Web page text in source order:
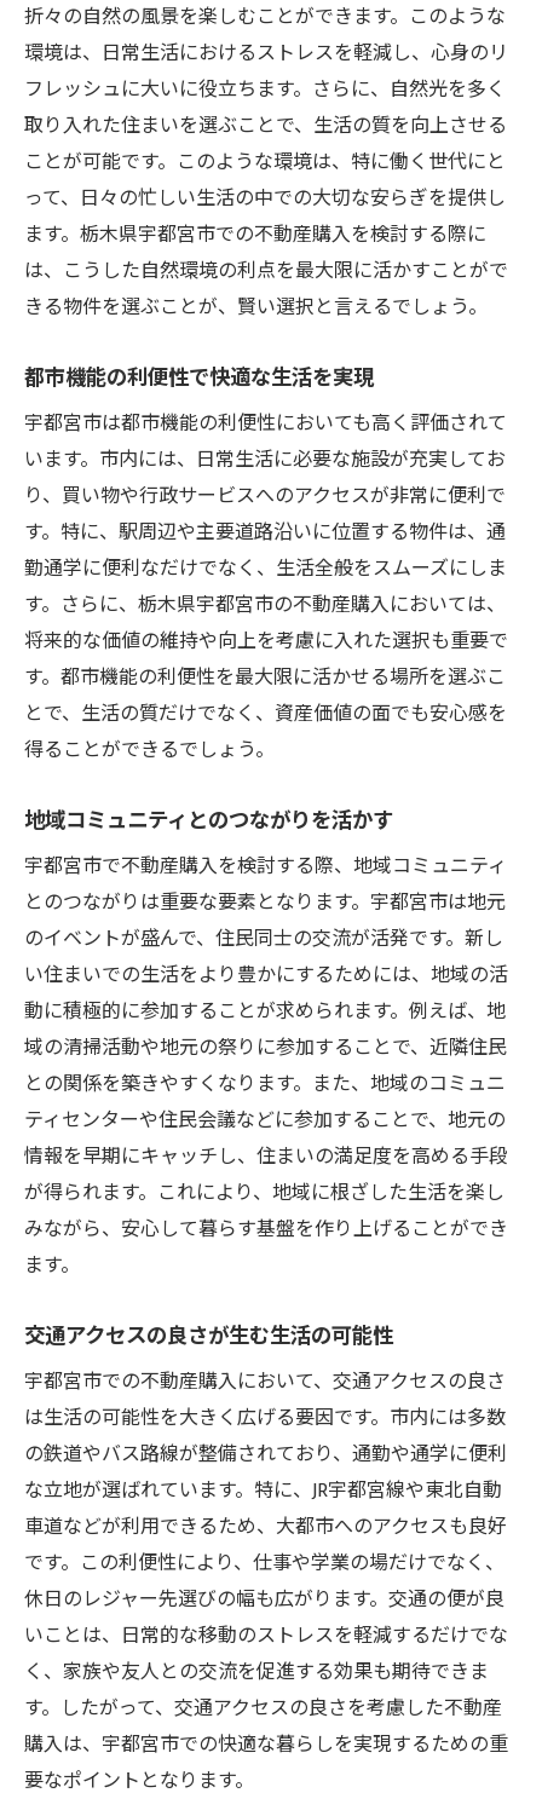
地域特性に合わせた物件選びのポイント
地域の将来性を見据えた投資戦略
周辺環境を考慮した最適な立地選び
地元の情報を活かした価値ある購入
豊かな自然と都市機能が調和する宇都宮市での
不動産購入の魅力
自然環境を楽しむためのレクリエーション
施設
自然と都市が共存する理想のライフスタイ
ル
地域の魅力を活かした住環境の選び方
住みやすい環境を提供する地域の取り組み
長期的な資産価値を考えた物件選び
宇都宮市での不動産購入を成功させるための重
要ポイント
市場調査で抑えるべき最新情報
住宅ローンの選び方と資金計画
契約前に確認すべき重要ポイント
購入後のリノベーション計画
住まいのメンテナンスと管理
新たな暮らしを始めるための宇都宮市不動産購
入の賢い選択
ライフスタイルに合った物件選びのコツ
購入前にチェックするべき法律問題
理想の住まいを実現するためのステップ
子育て家庭に優しい地域の選び方
将来の住み替えを視野に入れた計画
安心して住める地域の安全性
不動産購入初心者必見！宇都宮市での物件選び
物件見学での重要チェックポイント
不動産購入時の税金と費用を理解する
ローン審査を乗り切るための準備
購入後に後悔しないためのアドバイス
信頼できる不動産会社の選び方
安心して住める家を見つけるための宇都宮市不
動産購入ガイド
安全な住環境のチェック方法
災害リスクを考慮した地域選び
地域の治安情報を知るための手段
住環境の品質を保証する要素
家の購入後のサポート体制
折々の自然の風景を楽しむことができます。このような
環境は、日常生活におけるストレスを軽減し、心身のリ
フレッシュに大いに役立ちます。さらに、自然光を多く
取り入れた住まいを選ぶことで、生活の質を向上させる
ことが可能です。このような環境は、特に働く世代にと
って、日々の忙しい生活の中での大切な安らぎを提供し
ます。栃木県宇都宮市での不動産購入を検討する際に
は、こうした自然環境の利点を最大限に活かすことがで
きる物件を選ぶことが、賢い選択と言えるでしょう。
都市機能の利便性で快適な生活を実現
宇都宮市は都市機能の利便性においても高く評価されて
います。市内には、日常生活に必要な施設が充実してお
り、買い物や行政サービスへのアクセスが非常に便利で
す。特に、駅周辺や主要道路沿いに位置する物件は、通
勤通学に便利なだけでなく、生活全般をスムーズにしま
す。さらに、栃木県宇都宮市の不動産購入においては、
将来的な価値の維持や向上を考慮に入れた選択も重要で
す。都市機能の利便性を最大限に活かせる場所を選ぶこ
とで、生活の質だけでなく、資産価値の面でも安心感を
得ることができるでしょう。
地域コミュニティとのつながりを活かす
宇都宮市で不動産購入を検討する際、地域コミュニティ
とのつながりは重要な要素となります。宇都宮市は地元
のイベントが盛んで、住民同士の交流が活発です。新し
い住まいでの生活をより豊かにするためには、地域の活
動に積極的に参加することが求められます。例えば、地
域の清掃活動や地元の祭りに参加することで、近隣住民
との関係を築きやすくなります。また、地域のコミュニ
ティセンターや住民会議などに参加することで、地元の
情報を早期にキャッチし、住まいの満足度を高める手段
が得られます。これにより、地域に根ざした生活を楽し
みながら、安心して暮らす基盤を作り上げることができ
ます。
交通アクセスの良さが生む生活の可能性
宇都宮市での不動産購入において、交通アクセスの良さ
は生活の可能性を大きく広げる要因です。市内には多数
の鉄道やバス路線が整備されており、通勤や通学に便利
な立地が選ばれています。特に、JR宇都宮線や東北自動
車道などが利用できるため、大都市へのアクセスも良好
です。この利便性により、仕事や学業の場だけでなく、
休日のレジャー先選びの幅も広がります。交通の便が良
いことは、日常的な移動のストレスを軽減するだけでな
く、家族や友人との交流を促進する効果も期待できま
す。したがって、交通アクセスの良さを考慮した不動産
購入は、宇都宮市での快適な暮らしを実現するための重
要なポイントとなります。